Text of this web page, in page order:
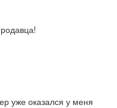
уже оказался у меня